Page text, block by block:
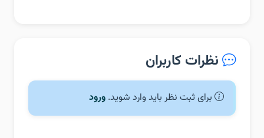
نظرات کاربران
برای ثبت نظر باید وارد شوید. ورود